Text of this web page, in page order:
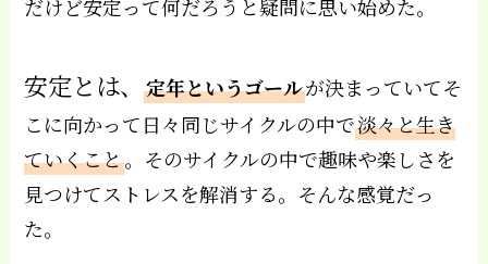
だけど安定って何だろうと疑問に思い始めた。
安定とは、定年というゴールが決まっていてそ
こに向かって日々同じサイクルの中で淡々と生き
ていくこと。そのサイクルの中で趣味や楽しさを
見つけてストレスを解消する。そんな感覚だっ
た。